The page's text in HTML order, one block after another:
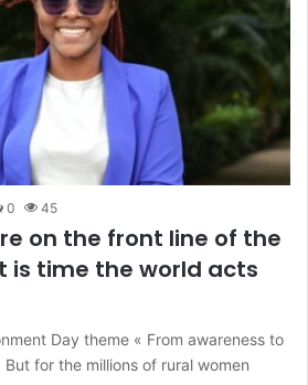
0 45
on the front line of the
is time the world acts
Day theme « From awareness to
for the millions of rural women